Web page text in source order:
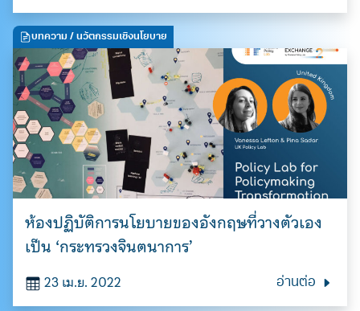
บทความ / นวัตกรรมเชิงนโยบาย
ห้องปฏิบัติการนโยบายของอังกฤษที่วางตัวเอง
เป็น ‘กระทรวงจินตนาการ’
23 เม.ย. 2022 อ่านต่อ